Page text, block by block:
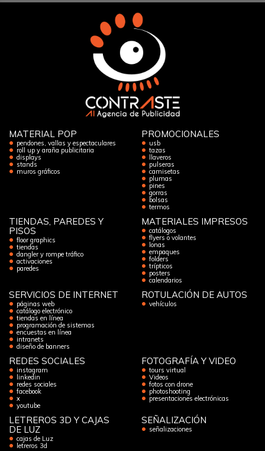
MATERIAL POP
pendones, vallas y espectaculares
roll up y araña publicitaria
displays
stands
muros gráficos
PROMOCIONALES
usb
tazas
llaveros
pulseras
camisetas
plumas
pines
gorras
bolsas
termos
TIENDAS, PAREDES Y
PISOS
floor graphics
tiendas
dangler y rompe tráfico
activaciones
paredes
MATERIALES IMPRESOS
catálogos
flyers o volantes
lonas
empaques
folders
trípticos
posters
calendarios
SERVICIOS DE INTERNET
páginas web
catálogo electrónico
tiendas en línea
programación de sistemas
encuestas en línea
intranets
diseño de banners
ROTULACIÓN DE AUTOS
vehículos
REDES SOCIALES
instagram
linkedin
redes sociales
facebook
x
youtube
FOTOGRAFÍA Y VIDEO
tours virtual
Videos
fotos con drone
photoshooting
presentaciones electrónicas
LETREROS 3D Y CAJAS
DE LUZ
cajas de Luz
letreros 3d
SEÑALIZACIÓN
señalizaciones